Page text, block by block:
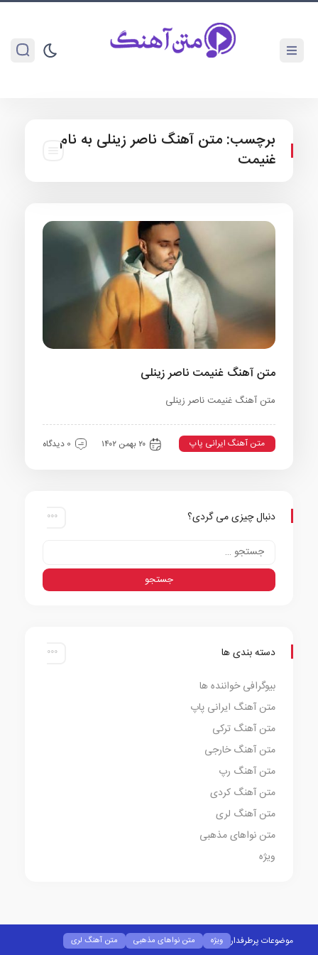
برچسب: متن آهنگ ناصر زینلی به نام
غنیمت
متن آهنگ غنیمت ناصر زینلی
متن آهنگ غنیمت ناصر زینلی
متن آهنگ ایرانی پاپ ۲۰ بهمن ۱۴۰۲ 0 دیدگاه
دنبال چیزی می گردی؟
دسته بندی ها
بیوگرافی خواننده ها
متن آهنگ ایرانی پاپ
متن آهنگ ترکی
متن آهنگ خارجی
متن آهنگ رپ
متن آهنگ کردی
متن آهنگ لری
متن نواهای مذهبی
ویژه
موضوعات پرطرفدار ویژه متن نواهای مذهبی
متن آهنگ لری